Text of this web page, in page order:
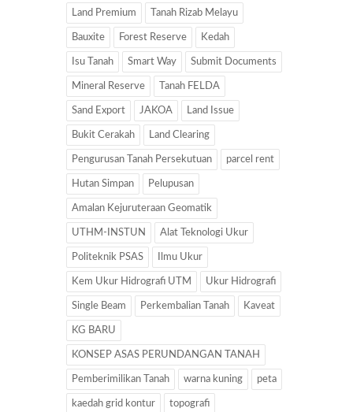
Land Premium Tanah Rizab Melayu
Bauxite Forest Reserve Kedah
Isu Tanah Smart Way Submit Documents
Mineral Reserve Tanah FELDA
Sand Export JAKOA Land Issue
Bukit Cerakah Land Clearing
Pengurusan Tanah Persekutuan parcel rent
Hutan Simpan Pelupusan
Amalan Kejuruteraan Geomatik
UTHM-INSTUN Alat Teknologi Ukur
Politeknik PSAS Ilmu Ukur
Kem Ukur Hidrografi UTM Ukur Hidrografi
Single Beam Perkembalian Tanah Kaveat
KG BARU
KONSEP ASAS PERUNDANGAN TANAH
Pemberimilikan Tanah warna kuning peta
kaedah grid kontur topografi